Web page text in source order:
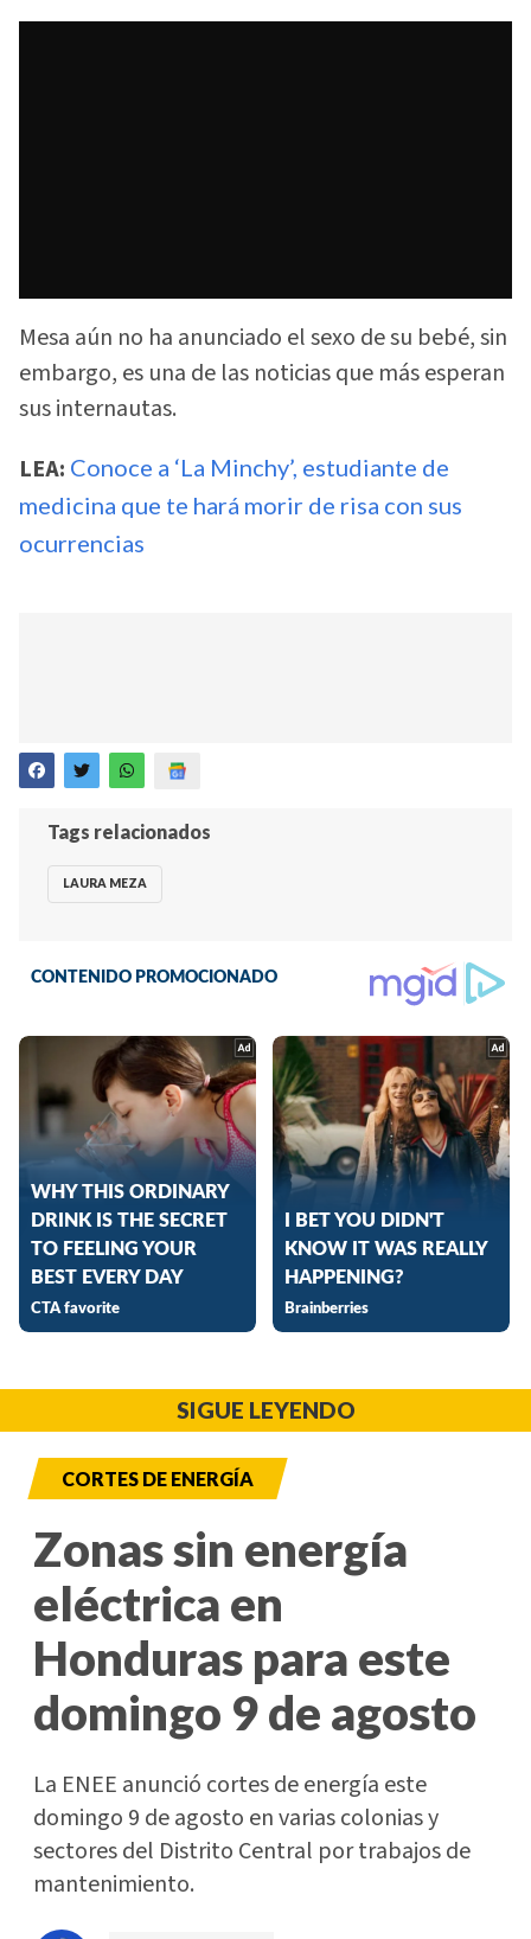
Mesa aún no ha anunciado el sexo de su bebé, sin
embargo, es una de las noticias que más esperan
sus internautas.
LEA: Conoce a ‘La Minchy’, estudiante de
medicina que te hará morir de risa con sus
ocurrencias
Tags relacionados
LAURA MEZA
SIGUE LEYENDO
CORTES DE ENERGÍA
Zonas sin energía
eléctrica en
Honduras para este
domingo 9 de agosto
La ENEE anunció cortes de energía este
domingo 9 de agosto en varias colonias y
sectores del Distrito Central por trabajos de
mantenimiento.